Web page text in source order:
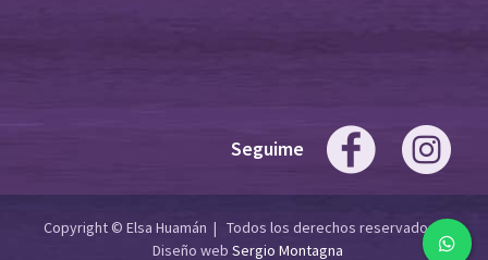
Seguime
Copyright © Elsa Huamán | Todos los derechos reservados |
Diseño web Sergio Montagna